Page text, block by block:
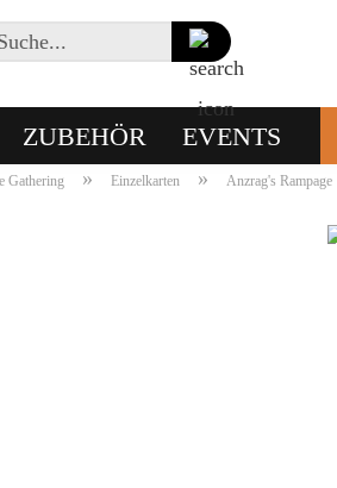
Suche...
ZUBEHÖR EVENTS
Gathering » Einzelkarten » Anzrag's Rampage